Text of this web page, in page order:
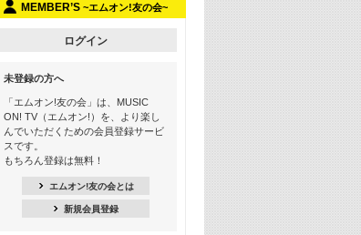
13:00
15:30
この夏聴きたい! サマーソングメドレ
ー【歌詞入り】 #4
16:30
あのころK-POPヒッツ! 2021年
MEMBER’S ~エムオン!友の会~
ログイン
未登録の方へ
「エムオン!友の会」は、MUSIC
ON! TV（エムオン!）を、より楽し
んでいただくための会員登録サービ
スです。
もちろん登録は無料！
エムオン!友の会とは
新規会員登録